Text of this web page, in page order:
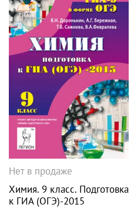
Нет в продаже
Химия. 9 класс. Подготовка
к ГИА (ОГЭ)-2015